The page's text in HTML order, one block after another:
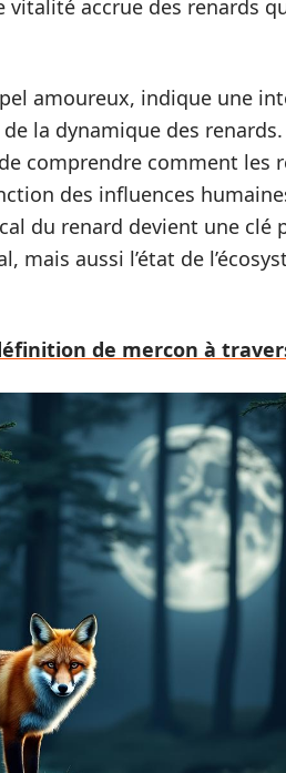
vitalité accrue des renards
amoureux, indique une
la dynamique des
comprendre comment les
des influences
du renard devient une clé
aussi l’état de
de mercon à